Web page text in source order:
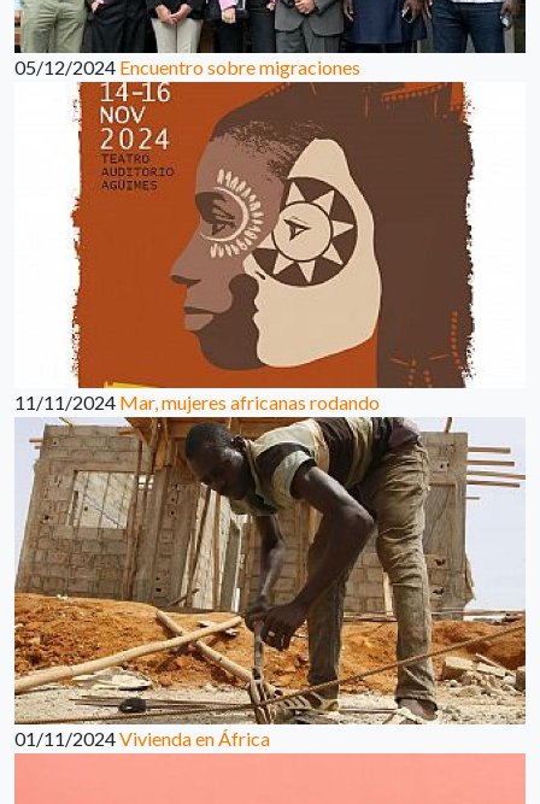
05/12/2024 Encuentro sobre migraciones
11/11/2024 Mar, mujeres africanas rodando
01/11/2024Vivienda en África